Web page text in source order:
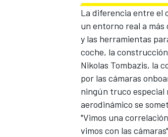
La diferencia entre el
un entorno real a
y las herramientas
coche, la
Nikolas Tombazis, la
por las cámaras
ningún truco especial
aerodinámico se
"Vimos una
vimos con las